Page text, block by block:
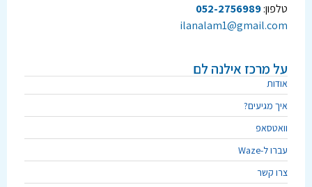
טלפון:052-2756989
ilanalam1@gmail.com
על מרכז אילנה לם
אודות
איך מגיעים?
וואטסאפ
עברו ל-Waze
צרו קשר